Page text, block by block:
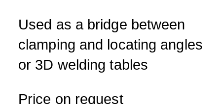
Used as a bridge between
clamping and locating angles
or 3D welding tables
Price on request